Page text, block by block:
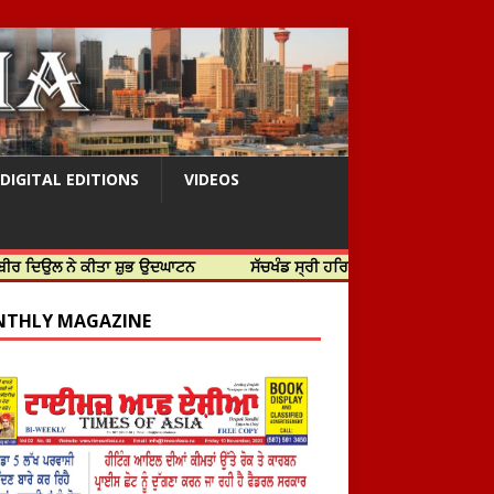
DIGITAL EDITIONS VIDEOS
ਸ਼ੁਭ ਉਦਘਾਟਨ ਸੱਚਖੰਡ ਸ੍ਰੀ ਹਰਿਮੰਦਰ ਸਾਹਿਬ ਵਿਖੇ ਸਜੇ ਜਲੌਅ
MAGAZINE